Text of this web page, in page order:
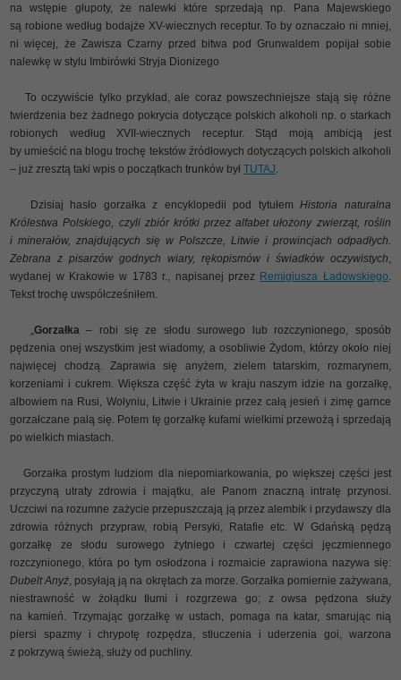
na wstępie głupoty, że nalewki które sprzedają np. Pana Majewskiego
są robione według bodajże XV-wiecznych receptur. To by oznaczało ni mniej,
ni więcej, że Zawisza Czarny przed bitwa pod Grunwaldem popijał sobie
nalewkę w stylu Imbirówki Stryja Dionizego
To oczywiście tylko przykład, ale coraz powszechniejsze stają się różne
twierdzenia bez żadnego pokrycia dotyczące polskich alkoholi np. o starkach
robionych według XVII-wiecznych receptur. Stąd moją ambicją jest
by umieścić na blogu trochę tekstów źródłowych dotyczących polskich alkoholi
– już zresztą taki wpis o początkach trunków byłTUTAJ
Dzisiaj hasło gorzałka z encyklopedii pod tytułemHistoria naturalna
Królestwa Polskiego, czyli zbiór krótki przez alfabet ułożony zwierząt, roślin
i minerałów, znajdujących się w Polszcze, Litwie i prowincjach odpadłych.
Zebrana z pisarzów godnych wiary, rękopismów i świadków oczywistych
wydanej w Krakowie w 1783 r., napisanej przez Remigiusza Ładowskiego
Tekst trochę uwspółcześniłem.
Gorzałka – robi się ze słodu surowego lub rozczynionego, sposób
pędzenia onej wszystkim jest wiadomy, a osobliwie Żydom, którzy około niej
najwięcej chodzą. Zaprawia się anyżem, zielem tatarskim, rozmarynem,
korzeniami i cukrem. Większa część żyta w kraju naszym idzie na gorzałkę,
albowiem na Rusi, Wołyniu, Litwie i Ukrainie przez całą jesień i zimę garnce
gorzałczane palą się. Potem tę gorzałkę kufami wielkimi przewożą i sprzedają
po wielkich miastach.
Gorzałka prostym ludziom dla niepomiarkowania, po większej części jest
przyczyną utraty zdrowia i majątku, ale Panom znaczną intratę przynosi.
Uczciwi na rozumne zażycie przepuszczają ją przez alembik i przydawszy dla
zdrowia różnych przypraw, robią Persyki, Ratafie etc. W Gdańską pędzą
gorzałkę ze słodu surowego żytniego i czwartej części jęczmiennego
rozczynionego, która po tym osłodzona i rozmaicie zaprawiona nazywa się:
Dubelt Anyż , posyłają ją na okrętach za morze. Gorzałka pomiernie zażywana,
niestrawność w żołądku tłumi i rozgrzewa go; z owsa pędzona służy
na kamień. Trzymając gorzałkę w ustach, pomaga na katar, smarując nią
piersi spazmy i chrypotę rozpędza, stłuczenia i uderzenia goi, warzona
z pokrzywą świeżą, służy od puchliny.